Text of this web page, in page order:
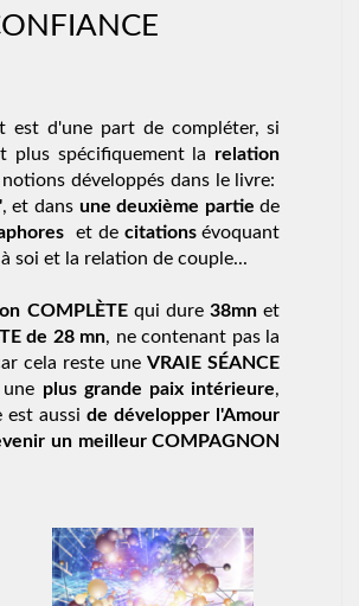
est d'une part de compléter, si
plus spécifiquement la relation
notions développés dans le livre:
, et dans une deuxième partie de
et de citations évoquant
soi et la relation de couple...
COMPLÈTE qui dure 38mn et
de 28 mn
cela reste une VRAIE SÉANCE
plus grande paix intérieure,
est aussi de développer l'Amour
un meilleur COMPAGNON